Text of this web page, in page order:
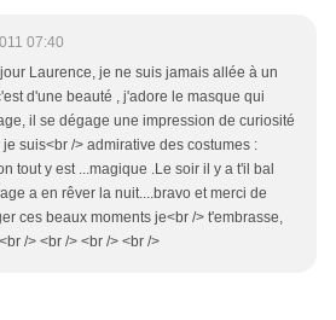
07:40
Laurence, je ne suis jamais allée à un
d'une beauté , j'adore le masque qui
il se dégage une impression de curiosité
suis<br /> admirative des costumes :
tout y est ...magique .Le soir il y a t'il bal
a en rêver la nuit....bravo et merci de
ces beaux moments je<br /> t'embrasse,
/> <br /> <br /> <br />